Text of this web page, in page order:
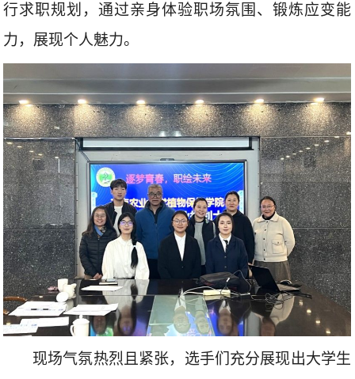
行求职规划，通过亲身体验职场氛围、锻炼应变能
力，展现个人魅力。
现场气氛热烈且紧张，选手们充分展现出大学生